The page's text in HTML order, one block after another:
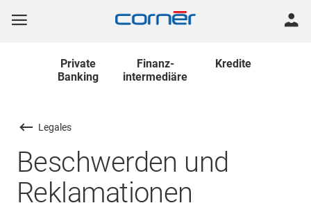
Private
Banking
Finanz-
intermediäre
Kredite
Legales
Beschwerden und
Reklamationen